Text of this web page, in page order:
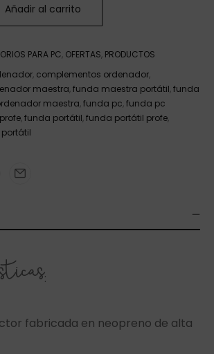
Añadir al carrito
PARA PC, OFERTAS, PRODUCTOS
, complementos ordenador,
maestra,funda maestra portátil,funda
maestra,funda pc,funda pc
,funda portátil,funda portátil profe,
portátil
:
fabricada en neopreno de alta